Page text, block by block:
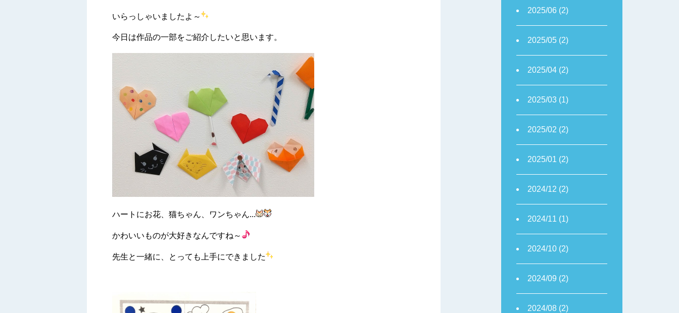
2025/06 (2)
2025/05 (2)
2025/04 (2)
2025/03 (1)
2025/02 (2)
2025/01 (2)
2024/12 (2)
2024/11 (1)
2024/10 (2)
2024/09 (2)
2024/08 (2)
いらっしゃいましたよ～
今日は作品の一部をご紹介したいと思います。
ハートにお花、猫ちゃん、ワンちゃん...
かわいいものが大好きなんですね～
先生と一緒に、とっても上手にできました